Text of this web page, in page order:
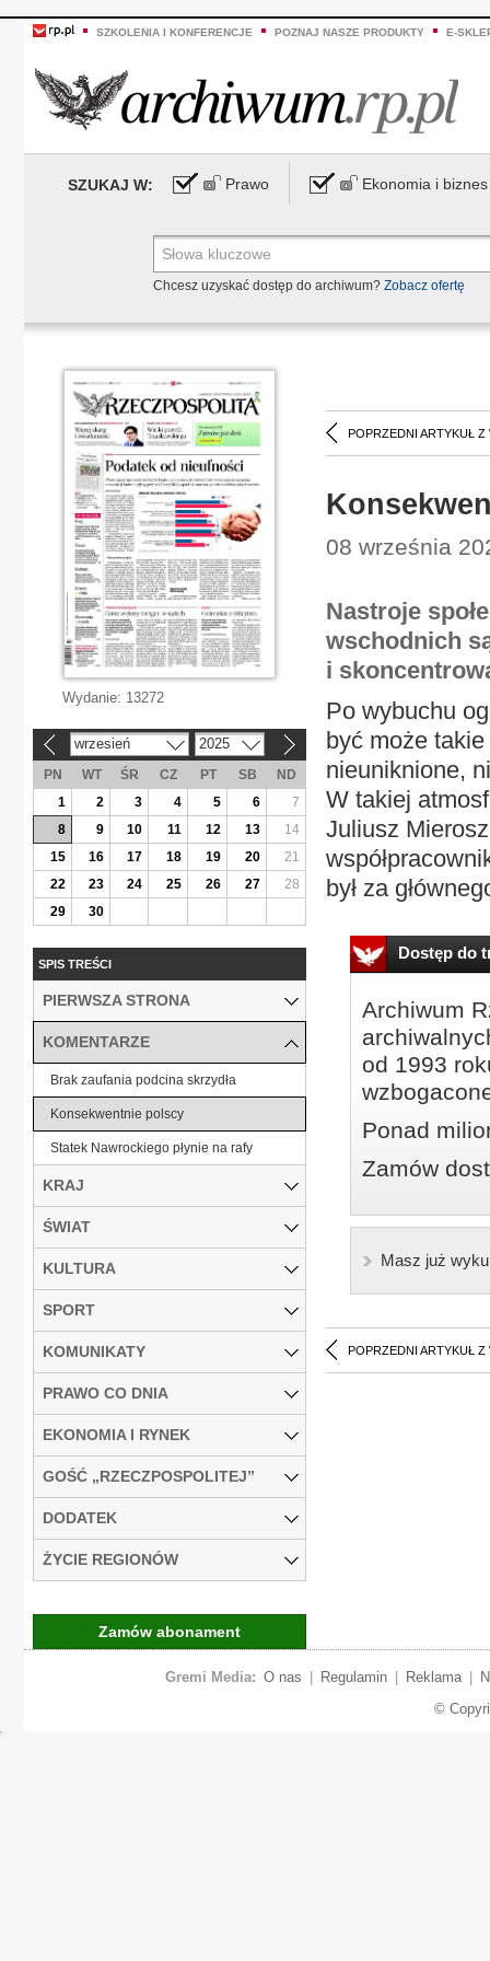
SZKOLENIA I KONFERENCJE POZNAJ NASZE PRODUKTY E-
SZUKAJ W: Prawo Ekonomia i biznes
Chcesz uzyskać dostęp do archiwum? Zobacz ofertę
POPRZEDNI ARTYKUŁ Z
08 września
Nastroje
wschodnich
i
Po wybuchu
być może
nieuniknione,
W takiej
Juliusz
był za
Dostęp do
Archiwum
od 1993
Ponad
Zamów
Masz już
POPRZEDNI ARTYKUŁ Z
Wydanie: 13272
wrzesień 2025
PN WT ŚR CZ PT SB
ND
1
2 3 4 5 6
7
8
9 10 11 12 13
14
15
16 17 18 19 20
21
22
23 24 25 26 27
28
29
30
SPIS TREŚCI
PIERWSZA STRONA
KOMENTARZE
Brak zaufania podcina skrzydła
Konsekwentnie polscy
Statek Nawrockiego płynie na rafy
KRAJ
ŚWIAT
KULTURA
SPORT
KOMUNIKATY
PRAWO CO DNIA
EKONOMIA I RYNEK
GOŚĆ „RZECZPOSPOLITEJ”
DODATEK
ŻYCIE REGIONÓW
Zamów abonament
Gremi Media: O nas Regulamin Reklama
©